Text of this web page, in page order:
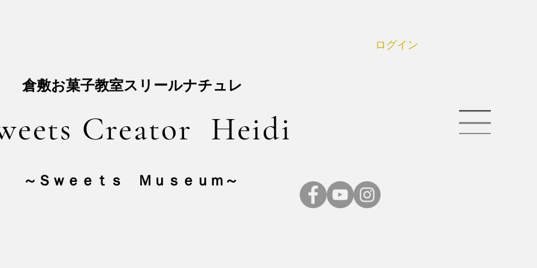
ログイン
​倉敷お菓子教室スリールナチュレ
Creator Heidi
​～Ｓｗｅｅｔｓ Ｍｕｓｅｕｍ～